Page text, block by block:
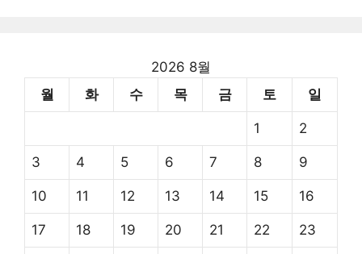
2026 8월
월
화 수 목 금 토 일
1 2
3 4 5 6 7 8 9
10 11 12 13 14 15 16
17 18 19 20 21 22 23